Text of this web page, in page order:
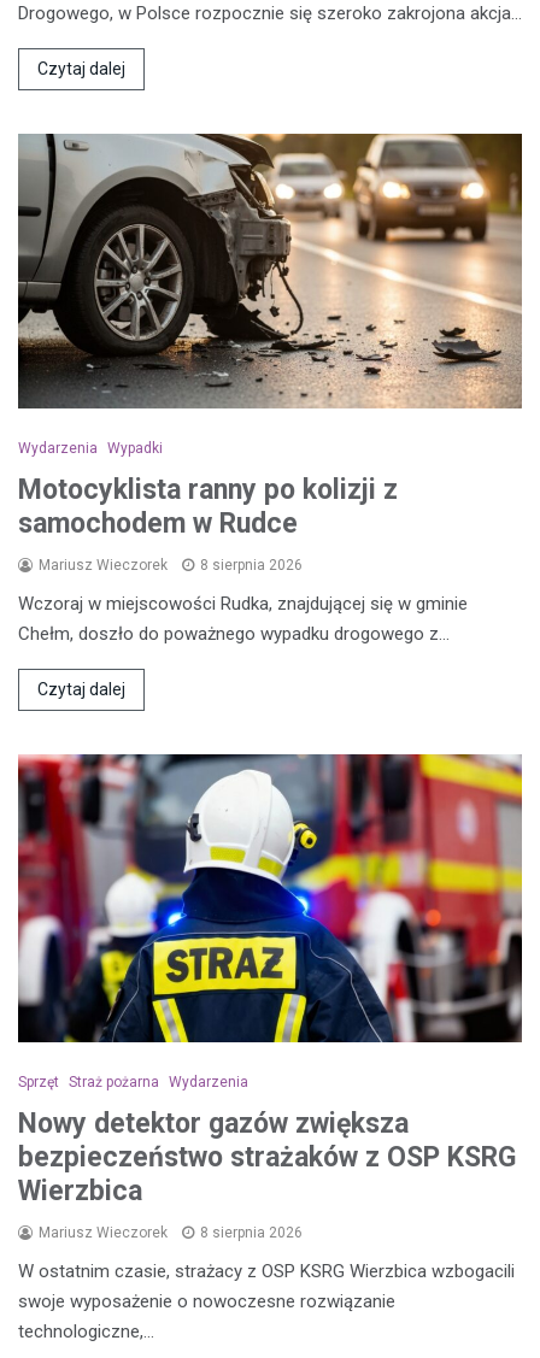
Drogowego, w Polsce rozpocznie się szeroko zakrojona akcja…
Czytaj dalej
Wydarzenia Wypadki
Motocyklista ranny po kolizji z
samochodem w Rudce
Mariusz Wieczorek 8 sierpnia 2026
Wczoraj w miejscowości Rudka, znajdującej się w gminie
Chełm, doszło do poważnego wypadku drogowego z…
Czytaj dalej
Sprzęt Straż pożarna Wydarzenia
Nowy detektor gazów zwiększa
bezpieczeństwo strażaków z OSP KSRG
Wierzbica
Mariusz Wieczorek 8 sierpnia 2026
W ostatnim czasie, strażacy z OSP KSRG Wierzbica wzbogacili
swoje wyposażenie o nowoczesne rozwiązanie
technologiczne,…